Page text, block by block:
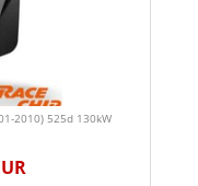
2010) 525d 130kW